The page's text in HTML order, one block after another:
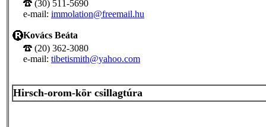
(30) 511-5690
e-mail: immolation@freemail.hu
Kovács Beáta
(20) 362-3080
e-mail: tibetismith@yahoo.com
Hirsch-orom-kör csillagtúra